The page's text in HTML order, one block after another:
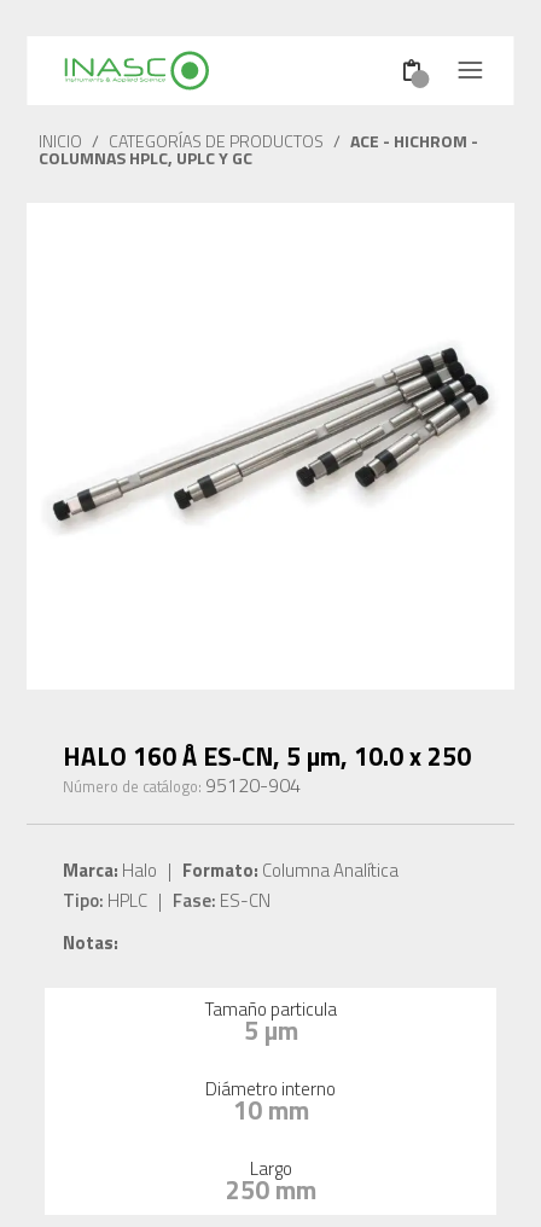
INICIO / CATEGORÍAS DE PRODUCTOS / ACE - HICHROM -
COLUMNAS HPLC, UPLC Y GC
HALO 160 Å ES-CN, 5 µm, 10.0 x 250
Número de catálogo: 95120-904
Marca: Halo | Formato: Columna Analítica
Tipo: HPLC | Fase: ES-CN
Notas:
Tamaño particula
5 µm
Diámetro interno
10 mm
Largo
250 mm